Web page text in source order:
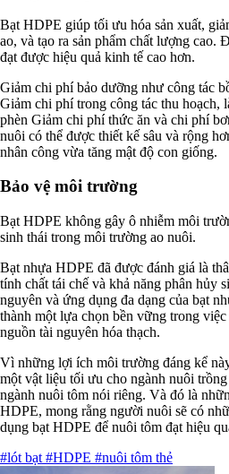
Bạt HDPE giúp tối ưu hóa sản xuất,
ao, và tạo ra sản phẩm chất lượng
đạt được hiệu quả kinh tế cao hơn.
Giảm chi phí bảo dưỡng như công tác
Giảm chi phí trong công tác thu hoạch,
phèn Giảm chi phí thức ăn và chi phí
nuôi có thể được thiết kế sâu và rộng
nhân công vừa tăng mật độ con giống.
Bảo vệ môi trường
Bạt HDPE không gây ô nhiễm môi
sinh thái trong môi trường ao nuôi.
Bạt nhựa HDPE đã được đánh giá là
tính chất tái chế và khả năng phân hủy
nguyên và ứng dụng đa dạng của bạt
thành một lựa chọn bền vững trong
nguồn tài nguyên hóa thạch.
Vì những lợi ích môi trường đáng kể
một vật liệu tối ưu cho ngành nuôi
ngành nuôi tôm nói riêng. Và đó là
HDPE, mong rằng người nuôi sẽ có
dụng bạt HDPE để nuôi tôm đạt hiệu
#lót bạt #HDPE #nuôi tôm thẻ